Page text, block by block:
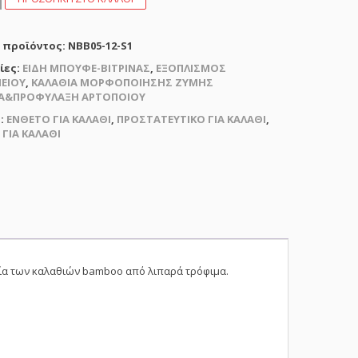
NBB05-12-S1
ΕΙΔΗ ΜΠΟΥΦΕ-ΒΙΤΡΙΝΑΣ, ΕΞΟΠΛΙΣΜΟΣ
, ΚΑΛΑΘΙΑ ΜΟΡΦΟΠΟΙΗΣΗΣ ΖΥΜΗΣ
ΑΡΤΟΠΟΙΟΥ
ΕΝΘΕΤΟ ΓΙΑ ΚΑΛΑΘΙ, ΠΡΟΣΤΑΤΕΥΤΙΚΟ ΓΙΑ ΚΑΛΑΘΙ,
ΚΑΛΑΘΙ
των καλαθιών bamboo από λιπαρά τρόφιμα.